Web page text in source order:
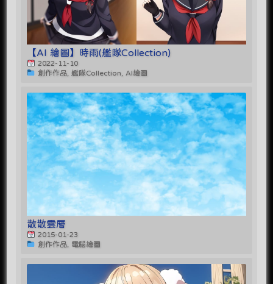
【AI 繪圖】時雨(艦隊Collection)
2022-11-10
創作作品, 艦隊Collection, AI繪圖
散散雲層
2015-01-23
創作作品, 電腦繪圖